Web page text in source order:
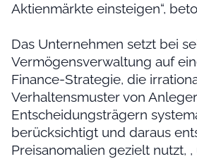
Aktienmärkte einsteigen“,
Das Unternehmen setzt bei
Vermögensverwaltung auf
Finance-Strategie, die
Verhaltensmuster von
Entscheidungsträgern
berücksichtigt und daraus
Preisanomalien gezielt nutzt,